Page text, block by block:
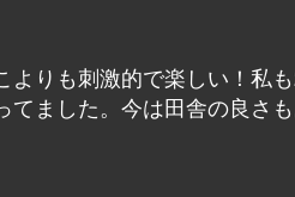
りも刺激的で楽しい！私
てました。今は田舎の良さ